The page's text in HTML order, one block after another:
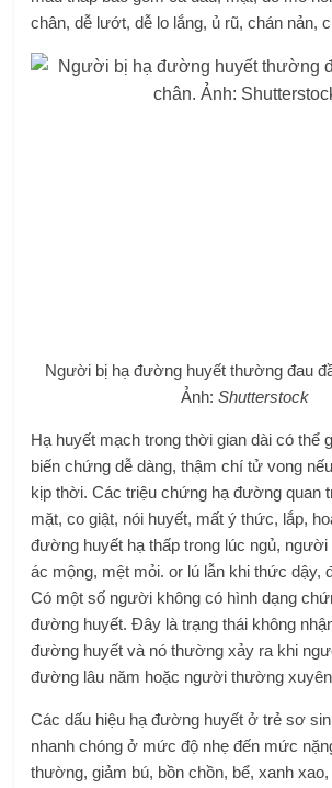
chân, dễ lướt, dễ lo lắng, ủ rũ, chán nản,
Người bị hạ đường huyết thường đau
Ảnh:Shutterstock
Hạ huyết mạch trong thời gian dài có thể
biến chứng dễ dàng, thậm chí tử vong
kịp thời. Các triệu chứng hạ đường quan
mặt, co giật, nói huyết, mất ý thức, lắp,
đường huyết hạ thấp trong lúc ngủ, người
ác mộng, mệt mỏi. or lú lẫn khi thức dậy,
Có một số người không có hình dạng
đường huyết. Đây là trạng thái không
đường huyết và nó thường xảy ra khi
đường lâu năm hoặc người thường
Các dấu hiệu hạ đường huyết ở trẻ sơ
nhanh chóng ở mức độ nhẹ đến mức
thường, giảm bú, bồn chồn, bể, xanh